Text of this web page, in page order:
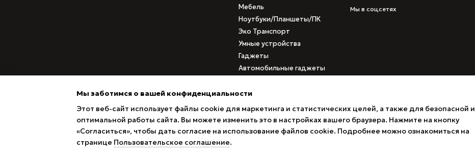
Мебель
Ноутбуки/Планшеты/ПК
Эко Транспорт
Умные устройства
Гаджеты
Автомобильные гаджеты
Товары с поврежденными
коробками
Мы в соцсетях
Мы заботимся о вашей конфиденциальности
Этот веб-сайт использует файлы cookie для маркетинга и статистических целей, а также для безопасной и
оптимальной работы сайта. Вы можете изменить это в настройках вашего браузера. Нажмите на кнопку
«Согласиться», чтобы дать согласие на использование файлов cookie. Подробнее можно ознакомиться на
странице Пользовательское соглашение.